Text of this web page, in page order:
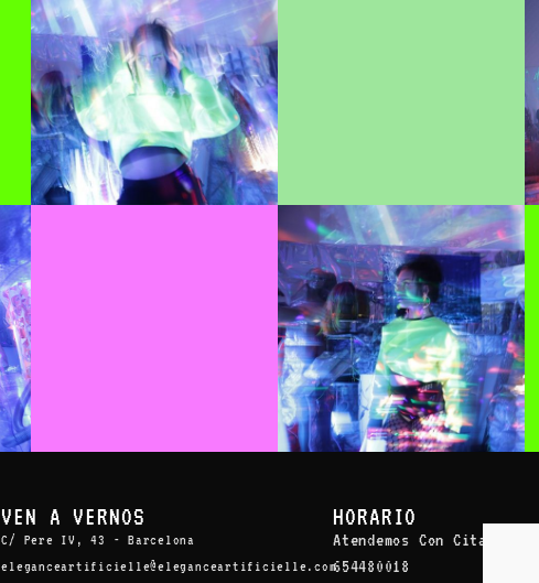
VEN A VERNOS
C/ Pere IV, 43 - Barcelona
eleganceartificielle@eleganceartificielle.com
HORARIO
Atendemos Con Cita Previa
654480018